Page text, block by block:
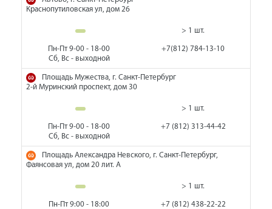
Краснопутиловская ул, дом 26
> 1 шт.
Пн-Пт 9-00 - 18-00
Сб, Вс - выходной
+7(812) 784-13-10
Площадь Мужества, г. Санкт-Петербург
2-й Муринский проспект, дом 30
> 1 шт.
Пн-Пт 9-00 - 18-00
Сб, Вс - выходной
+7 (812) 313-44-42
Площадь Александра Невского, г. Санкт-Петербург,
Фаянсовая ул, дом 20 лит. А
> 1 шт.
Пн-Пт 9:00 - 18:00
+7 (812) 438-22-22